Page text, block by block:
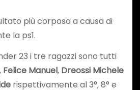
più corposo a causa di
la ps1.
23 i tre ragazzi sono tutti
Felice Manuel, Dreossi Michele
rispettivamente al 3°, 8° e